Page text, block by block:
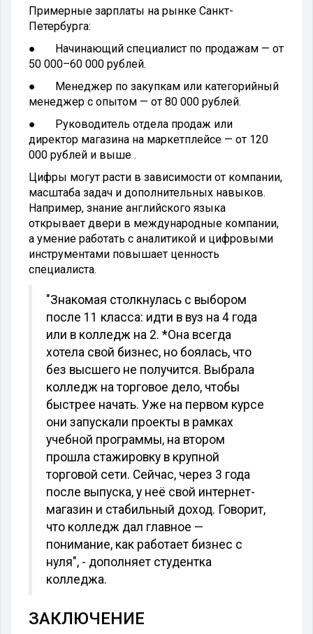
Примерные зарплаты на рынке Санкт-
Петербурга:
● Начинающий специалист по продажам — от
50 000–60 000 рублей.
● Менеджер по закупкам или категорийный
менеджер с опытом — от 80 000 рублей.
● Руководитель отдела продаж или
директор магазина на маркетплейсе — от 120
000 рублей и выше .
Цифры могут расти в зависимости от компании,
масштаба задач и дополнительных навыков.
Например, знание английского языка
открывает двери в международные компании,
а умение работать с аналитикой и цифровыми
инструментами повышает ценность
специалиста.
"Знакомая столкнулась с выбором
после 11 класса: идти в вуз на 4 года
или в колледж на 2. *Она всегда
хотела свой бизнес, но боялась, что
без высшего не получится. Выбрала
колледж на торговое дело, чтобы
быстрее начать. Уже на первом курсе
они запускали проекты в рамках
учебной программы, на втором
прошла стажировку в крупной
торговой сети. Сейчас, через 3 года
после выпуска, у неё свой интернет-
магазин и стабильный доход. Говорит,
что колледж дал главное —
понимание, как работает бизнес с
нуля", - дополняет студентка
колледжа.
ЗАКЛЮЧЕНИЕ